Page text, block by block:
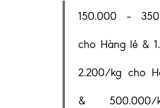
150.000 –
cho Hàng lẻ &
2.200/kg cho
&